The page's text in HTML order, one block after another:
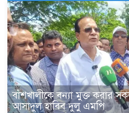
বাঁশখালীকে বন্যা মুক্ত করার
আসাদুল হাবিব দুলু এমপি